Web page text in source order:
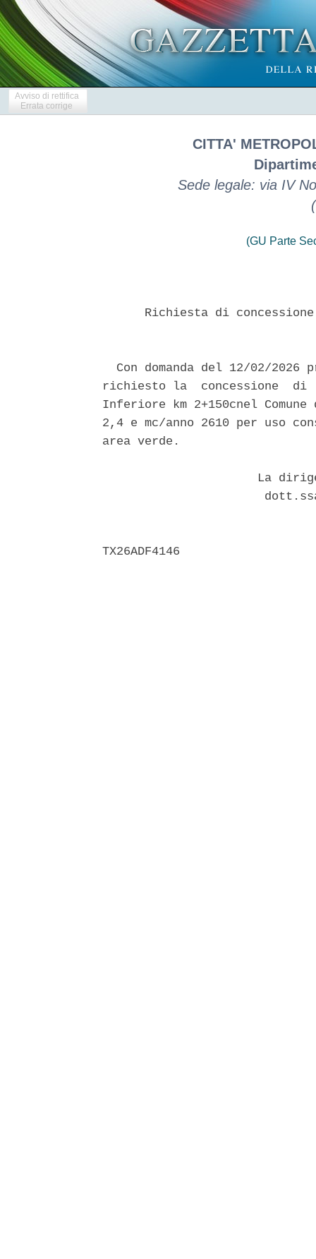
Avviso di rettifica
Errata corrige
CITTA'
Sede legale: via IV
(GU Parte
Richiesta di
Con domanda del 12/02/2026
richiesto la  concessione  di
Inferiore km 2+150cnel
2,4 e mc/anno 2610 per uso
area verde.
La